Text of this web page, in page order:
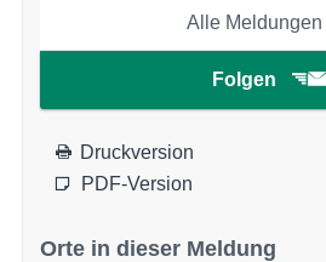
Alle Meldungen
Folgen
Druckversion
PDF-Version
Orte in dieser Meldung